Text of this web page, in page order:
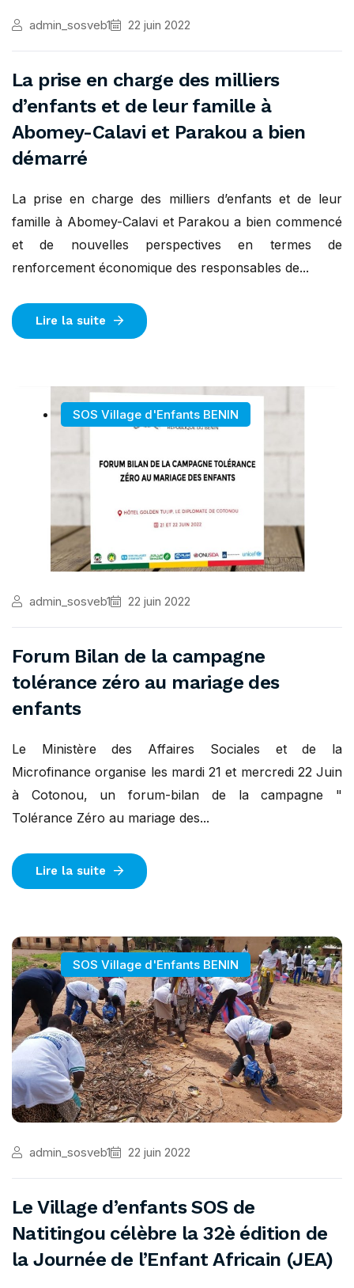
admin_sosveb1 22 juin 2022
La prise en charge des milliers
d’enfants et de leur famille à
Abomey-Calavi et Parakou a bien
démarré
La prise en charge des milliers d’enfants et de leur
famille à Abomey-Calavi et Parakou a bien commencé
et de nouvelles perspectives en termes de
renforcement économique des responsables de...
Lire la suite
SOS Village d'Enfants BENIN
admin_sosveb1 22 juin 2022
Forum Bilan de la campagne
tolérance zéro au mariage des
enfants
Le Ministère des Affaires Sociales et de la
Microfinance organise les mardi 21 et mercredi 22 Juin
à Cotonou, un forum-bilan de la campagne "
Tolérance Zéro au mariage des...
Lire la suite
SOS Village d'Enfants BENIN
admin_sosveb1 22 juin 2022
Le Village d’enfants SOS de
Natitingou célèbre la 32è édition de
la Journée de l’Enfant Africain (JEA)